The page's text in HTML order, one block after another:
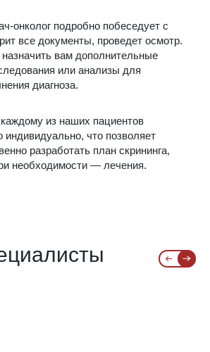
онколог подробно побеседует с
все документы, проведет осмотр.
вам дополнительные
или анализы для
диагноза.
из наших пациентов
индивидуально, что позволяет
разработать план скрининга,
необходимости — лечения.